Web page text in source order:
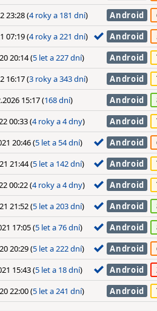
23:28 (4 roky a 181 dní) Android
07:19 (4 roky a 221 dní) Android
20:14 (5 let a 227 dní) Android
16:17 (3 roky a 343 dní) Android
15:17 (168 dní) Android
00:33 (4 roky a 4 dny) Android
20:46 (5 let a 54 dní) Android
21:44 (5 let a 142 dní) Android
00:22 (4 roky a 4 dny) Android
21:52 (5 let a 203 dní) Android
17:05 (5 let a 76 dní) Android
20:29 (5 let a 222 dní) Android
15:43 (5 let a 18 dní) Android
22:00 (5 let a 241 dní) Android